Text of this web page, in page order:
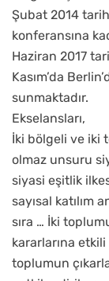
Şubat 2014
konferansına
Haziran 2017
Kasım’da
sunmaktadır.
Ekselansları,
İki bölgeli ve iki
olmaz unsuru
siyasi eşitlik
sayısal katılım
sıra … İki
kararlarına etkili
toplumun